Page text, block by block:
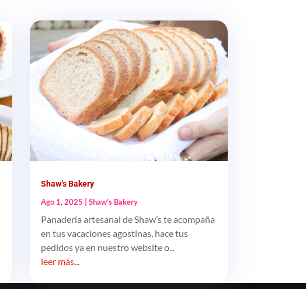
Shaw’s Bakery
Ago 1, 2025 |Shaw's Bakery
Panadería artesanal de Shaw’s te acompaña
en tus vacaciones agostinas, hace tus
pedidos ya en nuestro website o...
leer más...